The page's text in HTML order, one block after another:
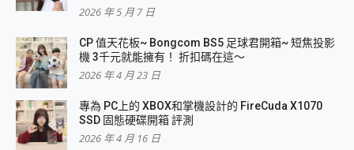
2026 年 5 月 7 日
CP 值天花板~ Bongcom BS5 足球君開箱~ 短焦投影
機 3千元就能擁有！ 折扣碼在這～
2026 年 4 月 23 日
專為 PC上的 XBOX和掌機設計的 FireCuda X1070
SSD 固態硬碟開箱 評測
2026 年 4 月 16 日